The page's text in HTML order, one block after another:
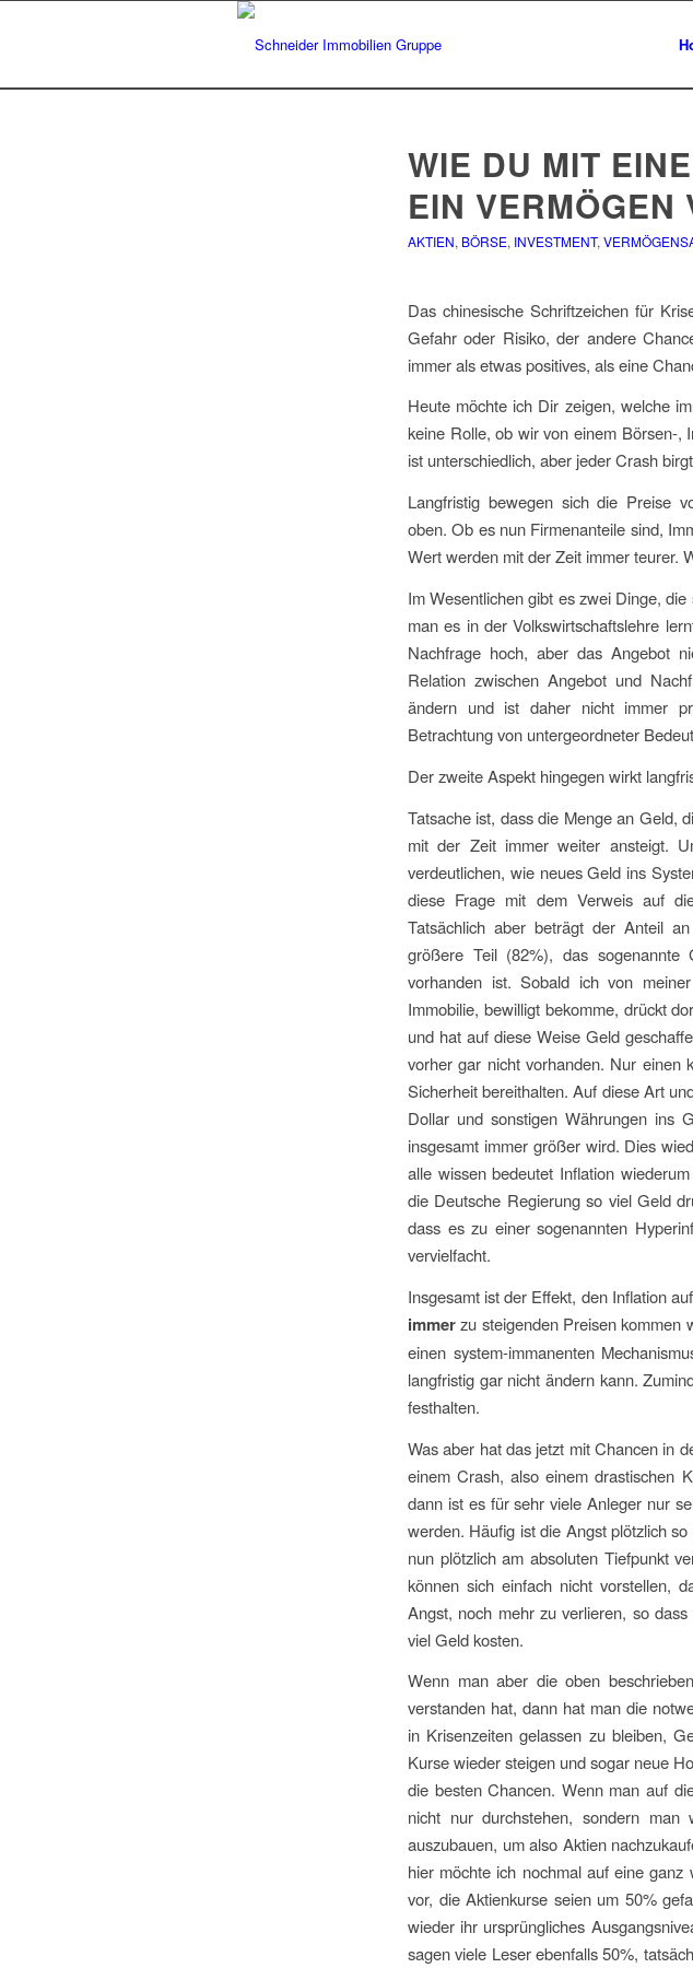
WIE DU MIT
EIN VERMÖGEN
AKTIEN, BÖRSE, INVESTMENT,
Das chinesische Schriftzeichen für
Gefahr oder Risiko, der andere
immer als etwas positives, als eine
Heute möchte ich Dir zeigen, welche
keine Rolle, ob wir von einem Börsen-,
ist unterschiedlich, aber jeder Crash
Langfristig bewegen sich die Preise
oben. Ob es nun Firmenanteile sind,
Wert werden mit der Zeit immer teurer.
Im Wesentlichen gibt es zwei Dinge,
man es in der Volkswirtschaftslehre
Nachfrage hoch, aber das Angebot
Relation zwischen Angebot und
ändern und ist daher nicht immer
Betrachtung von untergeordneter
Der zweite Aspekt hingegen wirkt
Tatsache ist, dass die Menge an Geld,
mit der Zeit immer weiter ansteigt.
verdeutlichen, wie neues Geld ins
diese Frage mit dem Verweis auf
Tatsächlich aber beträgt der Anteil
größere Teil (82%), das
vorhanden ist. Sobald ich von
Immobilie, bewilligt bekomme, drückt
und hat auf diese Weise Geld
vorher gar nicht vorhanden. Nur einen
Sicherheit bereithalten. Auf diese Art
Dollar und sonstigen Währungen ins
insgesamt immer größer wird. Dies
alle wissen bedeutet Inflation
die Deutsche Regierung so viel Geld
dass es zu einer sogenannten
vervielfacht.
Insgesamt ist der Effekt, den Inflation
immerzu steigenden Preisen kommen
einen system-immanenten
langfristig gar nicht ändern kann.
festhalten.
Was aber hat das jetzt mit Chancen in
einem Crash, also einem drastischen
dann ist es für sehr viele Anleger nur
werden. Häufig ist die Angst plötzlich
nun plötzlich am absoluten Tiefpunkt
können sich einfach nicht vorstellen,
Angst, noch mehr zu verlieren, so
viel Geld kosten.
Wenn man aber die oben
verstanden hat, dann hat man die
in Krisenzeiten gelassen zu bleiben,
Kurse wieder steigen und sogar neue
die besten Chancen. Wenn man auf
nicht nur durchstehen, sondern
auszubauen, um also Aktien
hier möchte ich nochmal auf eine
vor, die Aktienkurse seien um 50%
wieder ihr ursprüngliches
sagen viele Leser ebenfalls 50%,